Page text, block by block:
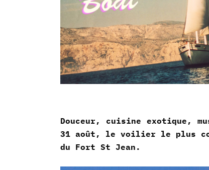
Douceur, cuisine exotique,
31 août, le voilier le plus
du Fort St Jean.